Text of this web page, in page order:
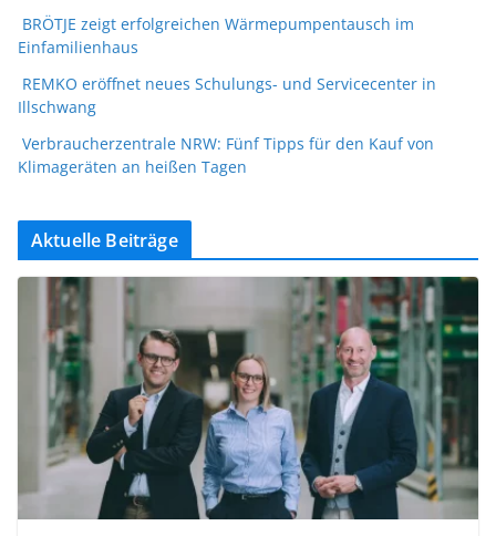
BRÖTJE zeigt erfolgreichen Wärmepumpentausch im
Einfamilienhaus
REMKO eröffnet neues Schulungs- und Servicecenter in
Illschwang
Verbraucherzentrale NRW: Fünf Tipps für den Kauf von
Klimageräten an heißen Tagen
Aktuelle Beiträge